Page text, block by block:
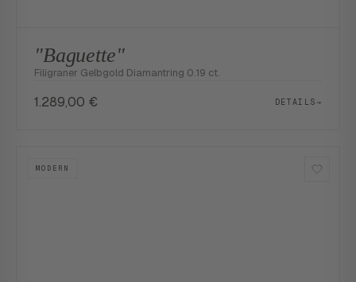
"Baguette"
Filigraner Gelbgold Diamantring 0.19 ct.
1.289,00 € DETAILS→
MODERN